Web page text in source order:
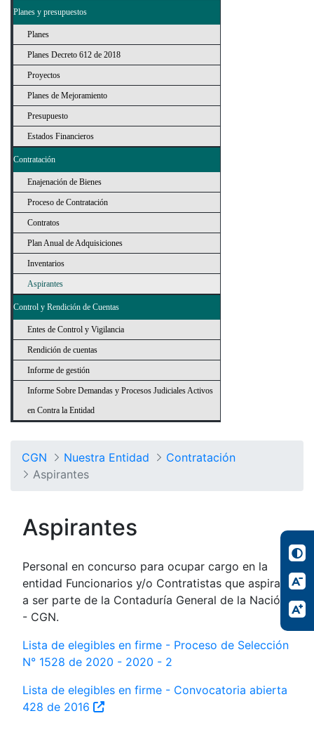
Planes y presupuestos
Planes
Planes Decreto 612 de 2018
Proyectos
Planes de Mejoramiento
Presupuesto
Estados Financieros
Contratación
Enajenación de Bienes
Proceso de Contratación
Contratos
Plan Anual de Adquisiciones
Inventarios
Aspirantes
Control y Rendición de Cuentas
Entes de Control y Vigilancia
Rendición de cuentas
Informe de gestión
Informe Sobre Demandas y Procesos Judiciales Activos
en Contra la Entidad
CGN Nuestra Entidad
Contratación
Aspirantes
Aspirantes
Personal en concurso para ocupar cargo en la
entidad Funcionarios y/o Contratistas que aspiran
a ser parte de la Contaduría General de la Nación
- CGN.
Lista de elegibles en firme - Proceso de Selección
N° 1528 de 2020 - 2020 - 2
Lista de elegibles en firme - Convocatoria abierta
428 de 2016